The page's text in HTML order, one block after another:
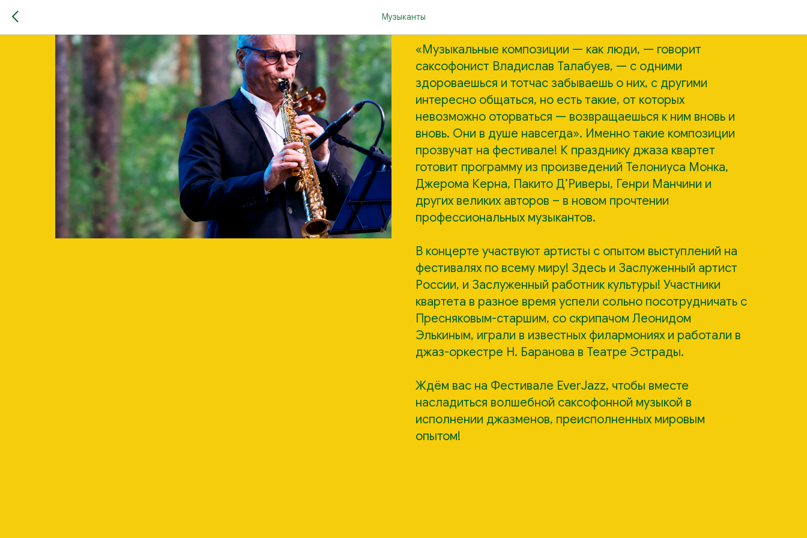
МузыкантыКвартет Владислава Талабуева
«Музыкальные композиции — как люди, — говорит
саксофонист Владислав Талабуев, — с одними
здороваешься и тотчас забываешь о них, с другими
интересно общаться, но есть такие, от которых
невозможно оторваться — возвращаешься к ним вновь и
вновь. Они в душе навсегда». Именно такие композиции
прозвучат на фестивале! К празднику джаза квартет
готовит программу из произведений Телониуса Монка,
Джерома Керна, Пакито Д’Риверы, Генри Манчини и
других великих авторов – в новом прочтении
профессиональных музыкантов.
В концерте участвуют артисты с опытом выступлений на
фестивалях по всему миру! Здесь и Заслуженный артист
России, и Заслуженный работник культуры! Участники
квартета в разное время успели сольно посотрудничать с
Пресняковым-старшим, со скрипачом Леонидом
Элькиным, играли в известных филармониях и работали в
джаз-оркестре Н. Баранова в Театре Эстрады.
Ждём вас на Фестивале EverJazz, чтобы вместе
насладиться волшебной саксофонной музыкой в
исполнении джазменов, преисполненных мировым
опытом!